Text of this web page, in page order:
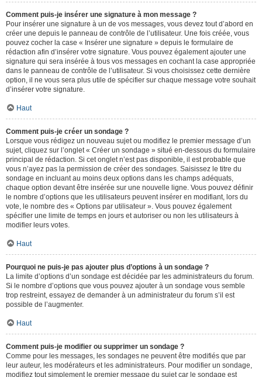
Comment puis-je insérer une signature à mon message ?
Pour insérer une signature à un de vos messages, vous devez tout d’abord en
créer une depuis le panneau de contrôle de l’utilisateur. Une fois créée, vous
pouvez cocher la case « Insérer une signature » depuis le formulaire de
rédaction afin d’insérer votre signature. Vous pouvez également ajouter une
signature qui sera insérée à tous vos messages en cochant la case appropriée
dans le panneau de contrôle de l’utilisateur. Si vous choisissez cette dernière
option, il ne vous sera plus utile de spécifier sur chaque message votre souhait
d’insérer votre signature.
Haut
Comment puis-je créer un sondage ?
Lorsque vous rédigez un nouveau sujet ou modifiez le premier message d’un
sujet, cliquez sur l’onglet « Créer un sondage » situé en-dessous du formulaire
principal de rédaction. Si cet onglet n’est pas disponible, il est probable que
vous n’ayez pas la permission de créer des sondages. Saisissez le titre du
sondage en incluant au moins deux options dans les champs adéquats,
chaque option devant être insérée sur une nouvelle ligne. Vous pouvez définir
le nombre d’options que les utilisateurs peuvent insérer en modifiant, lors du
vote, le nombre des « Options par utilisateur ». Vous pouvez également
spécifier une limite de temps en jours et autoriser ou non les utilisateurs à
modifier leurs votes.
Haut
Pourquoi ne puis-je pas ajouter plus d’options à un sondage ?
La limite d’options d’un sondage est décidée par les administrateurs du forum.
Si le nombre d’options que vous pouvez ajouter à un sondage vous semble
trop restreint, essayez de demander à un administrateur du forum s’il est
possible de l’augmenter.
Haut
Comment puis-je modifier ou supprimer un sondage ?
Comme pour les messages, les sondages ne peuvent être modifiés que par
leur auteur, les modérateurs et les administrateurs. Pour modifier un sondage,
modifiez tout simplement le premier message du sujet car le sondage est